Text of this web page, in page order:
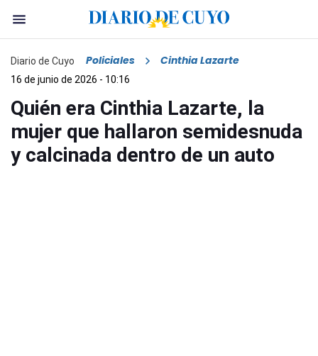
Diario de Cuyo Policiales Cinthia Lazarte
16 de junio de 2026 - 10:16
Quién era Cinthia Lazarte, la
mujer que hallaron semidesnuda
y calcinada dentro de un auto